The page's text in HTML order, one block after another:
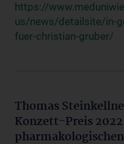
https://
us/news/detailsite/in-
fuer-christian-gruber/
Thomas
Konzett-Preis